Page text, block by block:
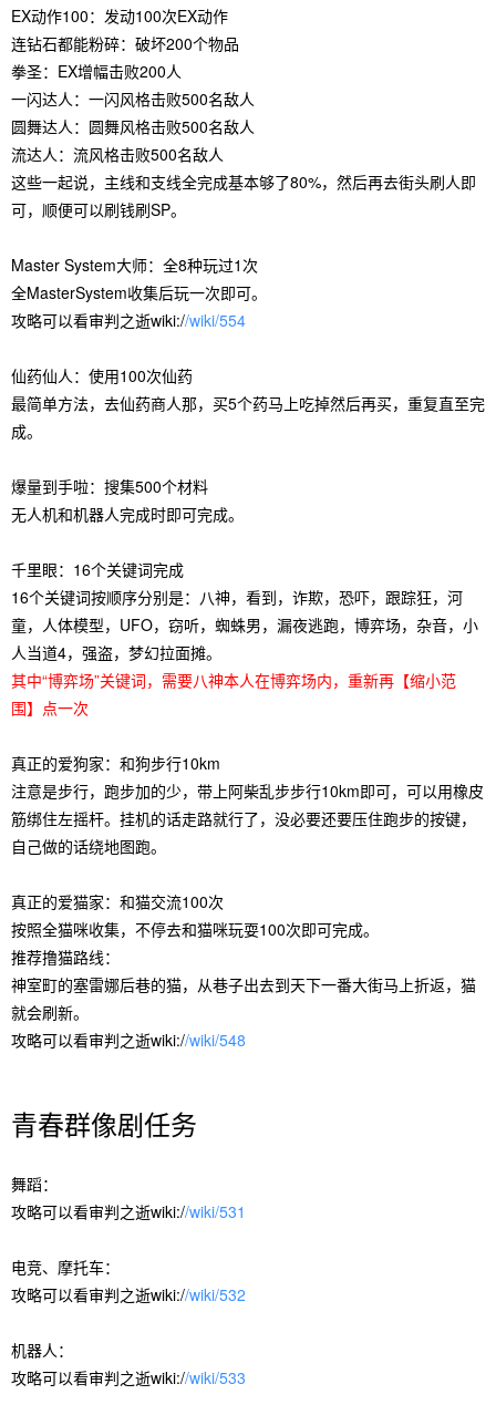
EX动作100：发动100次EX动作
连钻石都能粉碎：破坏200个物品
拳圣：EX增幅击败200人
一闪达人：一闪风格击败500名敌人
圆舞达人：圆舞风格击败500名敌人
流达人：流风格击败500名敌人
这些一起说，主线和支线全完成基本够了80%，然后再去街头刷人即
可，顺便可以刷钱刷SP。
Master System大师：全8种玩过1次
全MasterSystem收集后玩一次即可。
攻略可以看审判之逝wiki://wiki/554
仙药仙人：使用100次仙药
最简单方法，去仙药商人那，买5个药马上吃掉然后再买，重复直至完
成。
爆量到手啦：搜集500个材料
无人机和机器人完成时即可完成。
千里眼：16个关键词完成
16个关键词按顺序分别是：八神，看到，诈欺，恐吓，跟踪狂，河
童，人体模型，UFO，窃听，蜘蛛男，漏夜逃跑，博弈场，杂音，小
人当道4，强盗，梦幻拉面摊。
其中“博弈场”关键词，需要八神本人在博弈场内，重新再【缩小范
围】点一次
真正的爱狗家：和狗步行10km
注意是步行，跑步加的少，带上阿柴乱步步行10km即可，可以用橡皮
筋绑住左摇杆。挂机的话走路就行了，没必要还要压住跑步的按键，
自己做的话绕地图跑。
真正的爱猫家：和猫交流100次
按照全猫咪收集，不停去和猫咪玩耍100次即可完成。
推荐撸猫路线：
神室町的塞雷娜后巷的猫，从巷子出去到天下一番大街马上折返，猫
就会刷新。
攻略可以看审判之逝wiki://wiki/548
青春群像剧任务
舞蹈：
攻略可以看审判之逝wiki://wiki/531
电竞、摩托车：
攻略可以看审判之逝wiki://wiki/532
机器人：
攻略可以看审判之逝wiki://wiki/533